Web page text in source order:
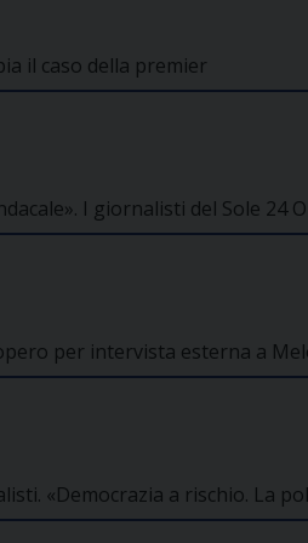
il caso della premier
I giornalisti del Sole 24
per intervista esterna a
«Democrazia a rischio. La